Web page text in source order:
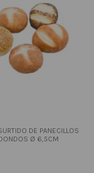
DE PANECILLOS
Ø 6,5CM